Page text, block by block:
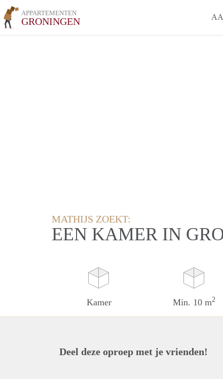
APPARTEMENTEN
GRONINGEN
MATHIJS ZOEKT:
EEN KAMER IN
Kamer Min. 10 m2
Deel deze oproep met je vrienden!